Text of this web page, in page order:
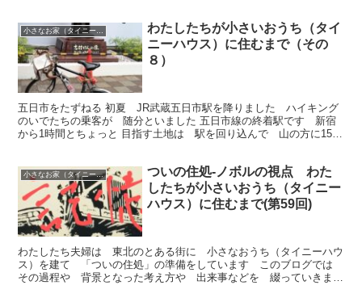
小さなお家（タイニーハウス）で暮らす
わたしたちが小さいおうち（タイ
ニーハウス）に住むまで（その
８）
五日市をたずねる 初夏 JR武蔵五日市駅を降りました ハイキング
のいでたちの乗客が 随分といました 五日市線の終着駅です 新宿
から1時間とちょっと 目指す土地は 駅を回り込んで 山の方に15分
小さなお家（タイニーハウス）で暮らす
ついの住処-ノボルの視点 わた
したちが小さいおうち（タイニー
ハウス）に住むまで(第59回)￼
わたしたち夫婦は 東北のとある街に 小さなおうち（タイニーハウ
ス）を建て 「ついの住処」の準備をしています このブログでは
その過程や 背景となった考え方や 出来事などを 綴っていきま